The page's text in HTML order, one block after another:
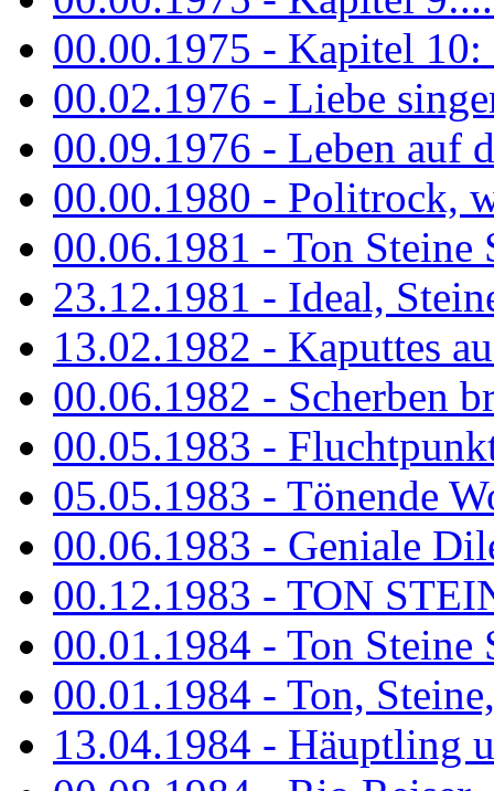
00.00.1975 - Kapitel
00.02.1976 - Liebe
00.09.1976 - Leben auf
00.00.1980 - Politrock,
00.06.1981 - Ton Steine
23.12.1981 - Ideal,
13.02.1982 - Kaputtes
00.06.1982 - Scherben
00.05.1983 -
05.05.1983 - Tönende
00.06.1983 - Geniale
00.12.1983 - TON
00.01.1984 - Ton Steine
00.01.1984 - Ton,
13.04.1984 - Häuptling